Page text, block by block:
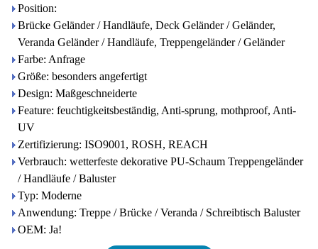
Position:
Brücke Geländer / Handläufe, Deck Geländer / Geländer,
Veranda Geländer / Handläufe, Treppengeländer / Geländer
Farbe: Anfrage
Größe: besonders angefertigt
Design: Maßgeschneiderte
Feature: feuchtigkeitsbeständig, Anti-sprung, mothproof, Anti-
UV
Zertifizierung: ISO9001, ROSH, REACH
Verbrauch: wetterfeste dekorative PU-Schaum Treppengeländer
/ Handläufe / Baluster
Typ: Moderne
Anwendung: Treppe / Brücke / Veranda / Schreibtisch Baluster
OEM: Ja!